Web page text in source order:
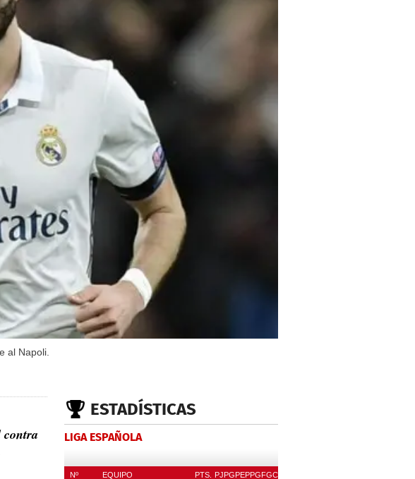
al Napoli.
contra
ESTADÍSTICAS
LIGA ESPAÑOLA